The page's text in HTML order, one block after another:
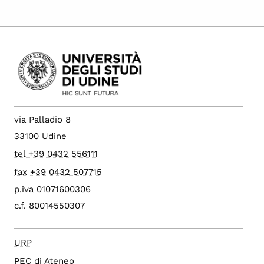
via Palladio 8
33100 Udine
tel +39 0432 556111
fax +39 0432 507715
p.iva 01071600306
c.f. 80014550307
URP
PEC di Ateneo